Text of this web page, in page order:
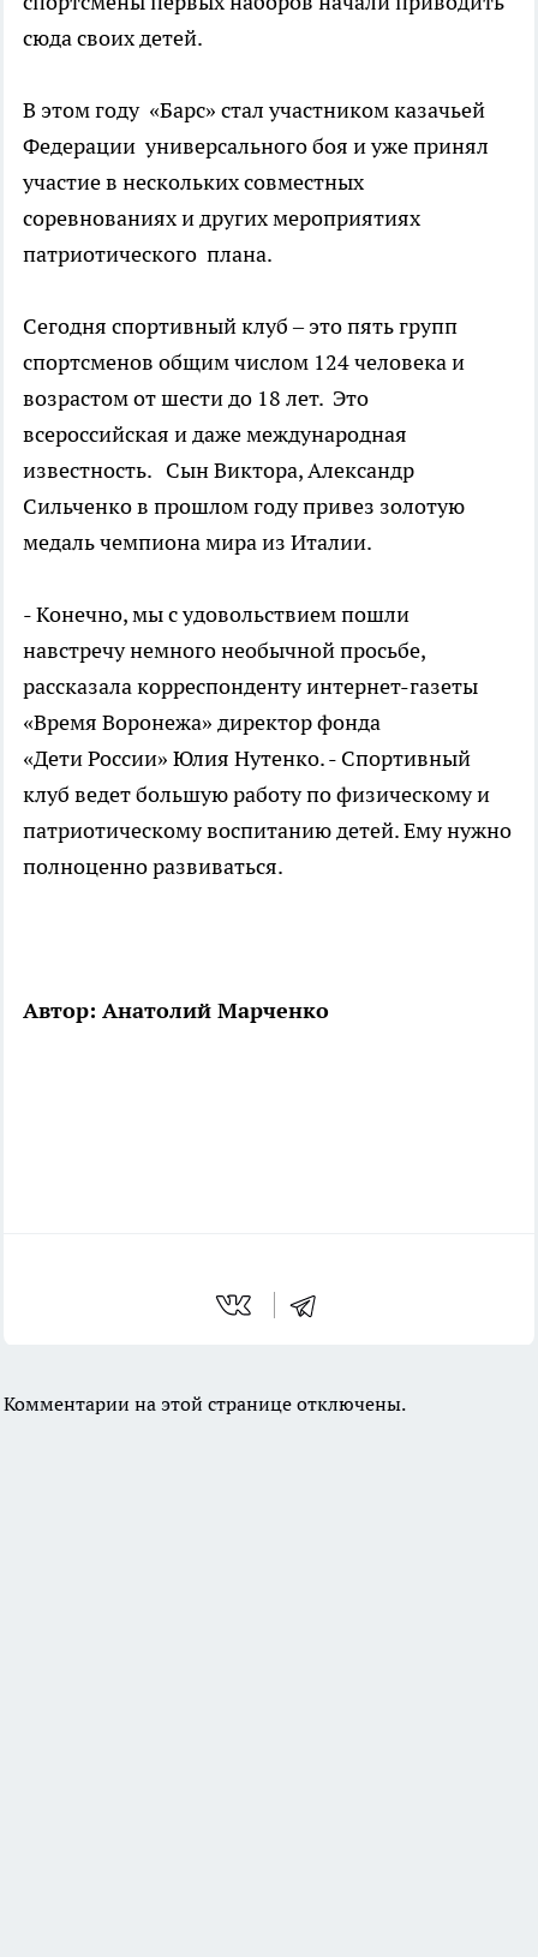
сюда своих детей.
В этом году «Барс» стал участником казачьей
Федерации универсального боя и уже принял
участие в нескольких совместных
соревнованиях и других мероприятиях
патриотического плана.
Сегодня спортивный клуб – это пять групп
спортсменов общим числом 124 человека и
возрастом от шести до 18 лет. Это
всероссийская и даже международная
известность. Сын Виктора, Александр
Сильченко в прошлом году привез золотую
медаль чемпиона мира из Италии.
- Конечно, мы с удовольствием пошли
навстречу немного необычной просьбе,
рассказала корреспонденту интернет-газеты
«Время Воронежа» директор фонда
«Дети России» Юлия Нутенко. - Спортивный
клуб ведет большую работу по физическому и
патриотическому воспитанию детей. Ему нужно
полноценно развиваться.
Автор: Анатолий Марченко
Комментарии на этой странице отключены.